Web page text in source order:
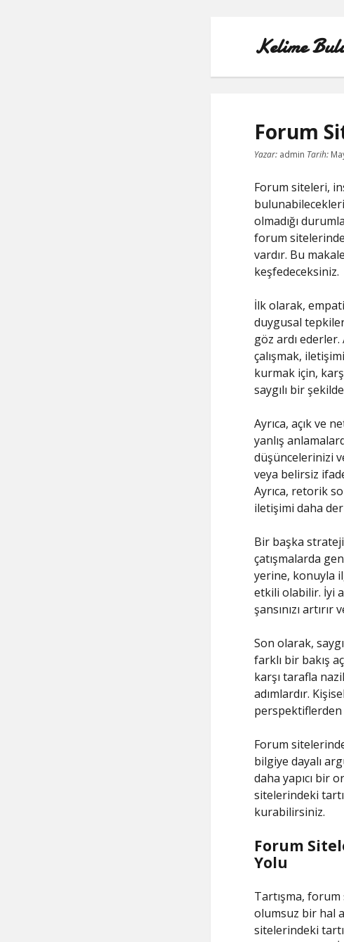
Kelime
Forum
Yazar:admin Tarih:
Forum siteleri,
olmadığı
forum
vardır. Bu
keşfedeceksiniz.
İlk olarak,
duygusal
göz ardı
çalışmak,
kurmak için,
saygılı bir
Ayrıca, açık ve
yanlış
düşüncelerinizi
veya belirsiz
Ayrıca, retorik
iletişimi daha
Bir başka
çatışmalarda
yerine, konuyla
etkili olabilir. İyi
şansınızı artırır
Son olarak,
farklı bir bakış
karşı tarafla
adımlardır.
perspektiflerden
Forum
bilgiye dayalı
daha yapıcı bir
sitelerindeki
kurabilirsiniz.
Forum
Yolu
Tartışma,
olumsuz bir hal
sitelerindeki